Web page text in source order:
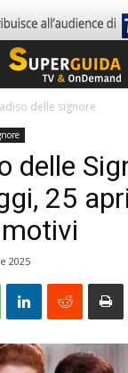
delle signore
delle
25
2025